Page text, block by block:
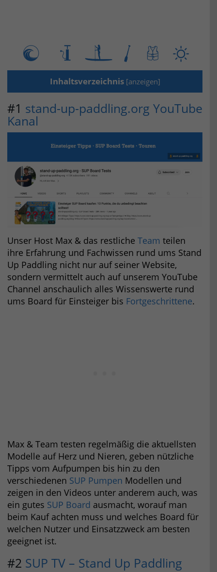
Inhaltsverzeichnis [anzeigen]
#1 stand-up-paddling.org YouTube
Kanal
Unser Host Max & das restliche Team teilen
ihre Erfahrung und Fachwissen rund ums Stand
Up Paddling nicht nur auf seiner Website,
sondern vermittelt auch auf unserem YouTube
Channel anschaulich alles Wissenswerte rund
ums Board für Einsteiger bis Fortgeschrittene.
Max & Team testen regelmäßig die aktuellsten
Modelle auf Herz und Nieren, geben nützliche
Tipps vom Aufpumpen bis hin zu den
verschiedenen SUP Pumpen Modellen und
zeigen in den Videos unter anderem auch, was
ein gutes SUP Board ausmacht, worauf man
beim Kauf achten muss und welches Board für
welchen Nutzer und Einsatzzweck am besten
geeignet ist.
#2 SUP TV – Stand Up Paddling